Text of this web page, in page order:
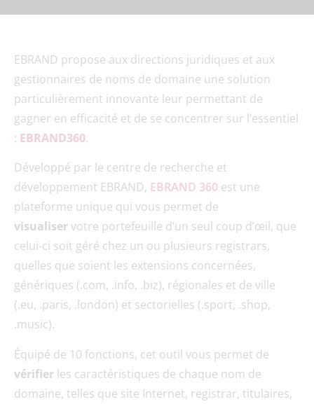
EBRAND propose aux directions juridiques et aux
gestionnaires de noms de domaine une solution
particulièrement innovante leur permettant de
gagner en efficacité et de se concentrer sur l’essentiel
: EBRAND360.
Développé par le centre de recherche et
développement EBRAND, EBRAND 360 est une
plateforme unique qui vous permet de
visualiservotre portefeuille d’un seul coup d’œil, que
celui-ci soit géré chez un ou plusieurs registrars,
quelles que soient les extensions concernées,
génériques (.com, .info, .biz), régionales et de ville
(.eu, .paris, .london) et sectorielles (.sport, .shop,
.music).
Équipé de 10 fonctions, cet outil vous permet de
vérifier les caractéristiques de chaque nom de
domaine, telles que site Internet, registrar, titulaires,